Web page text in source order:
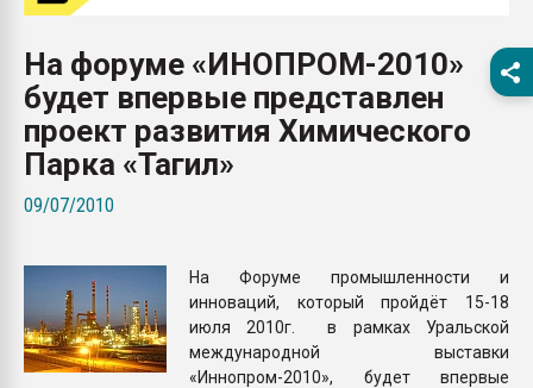
28.07.2026
ситуацией на
Всё, что касается
На форуме «ИНОПРОМ-2010»
будет впервые представлен
проект развития Химического
Парка «Тагил»
09/07/2010
На Форуме промышленности и
инноваций, который пройдёт 15-18
июля 2010г. в рамках Уральской
международной выставки
«Иннопром-2010», будет впервые